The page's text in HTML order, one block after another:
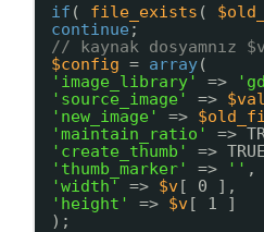
if ( file_exists (
continue ;
// kaynak dosyamnız
$config = array(
'image_library'
=>
'source_image'
=>
'new_image'
=>
'maintain_ratio'
=>
'create_thumb'
=>
'thumb_marker'
=> '' ,
'width'
=> $v[ 0 ],
'height'
=> $v[ 1 ]
);